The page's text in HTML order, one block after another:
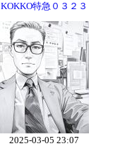
KOKKO特急０３２３
2025-03-05 23:07